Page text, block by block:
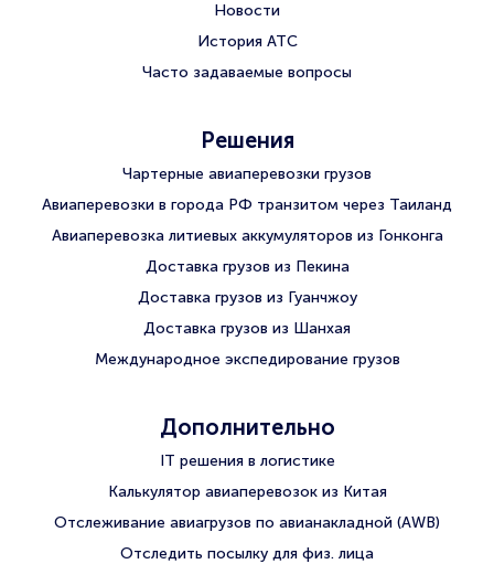
Новости
История АТС
Часто задаваемые вопросы
Решения
Чартерные авиаперевозки грузов
Авиаперевозки в города РФ транзитом через Таиланд
Авиаперевозка литиевых аккумуляторов из Гонконга
Доставка грузов из Пекина
Доставка грузов из Гуанчжоу
Доставка грузов из Шанхая
Международное экспедирование грузов
Дополнительно
IT решения в логистике
Калькулятор авиаперевозок из Китая
Отслеживание авиагрузов по авианакладной (AWB)
Отследить посылку для физ. лица